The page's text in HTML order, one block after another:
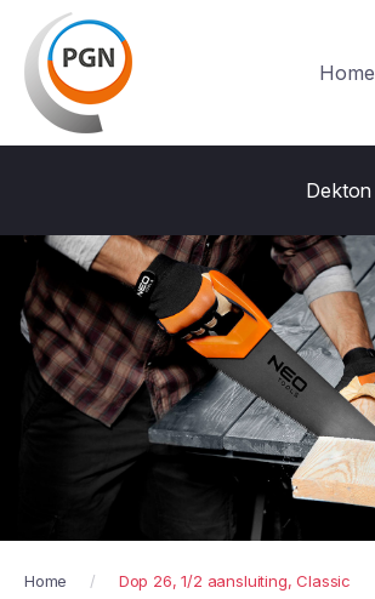
Home
Dekton
Home Dop 26, 1/2 aansluiting, Classic